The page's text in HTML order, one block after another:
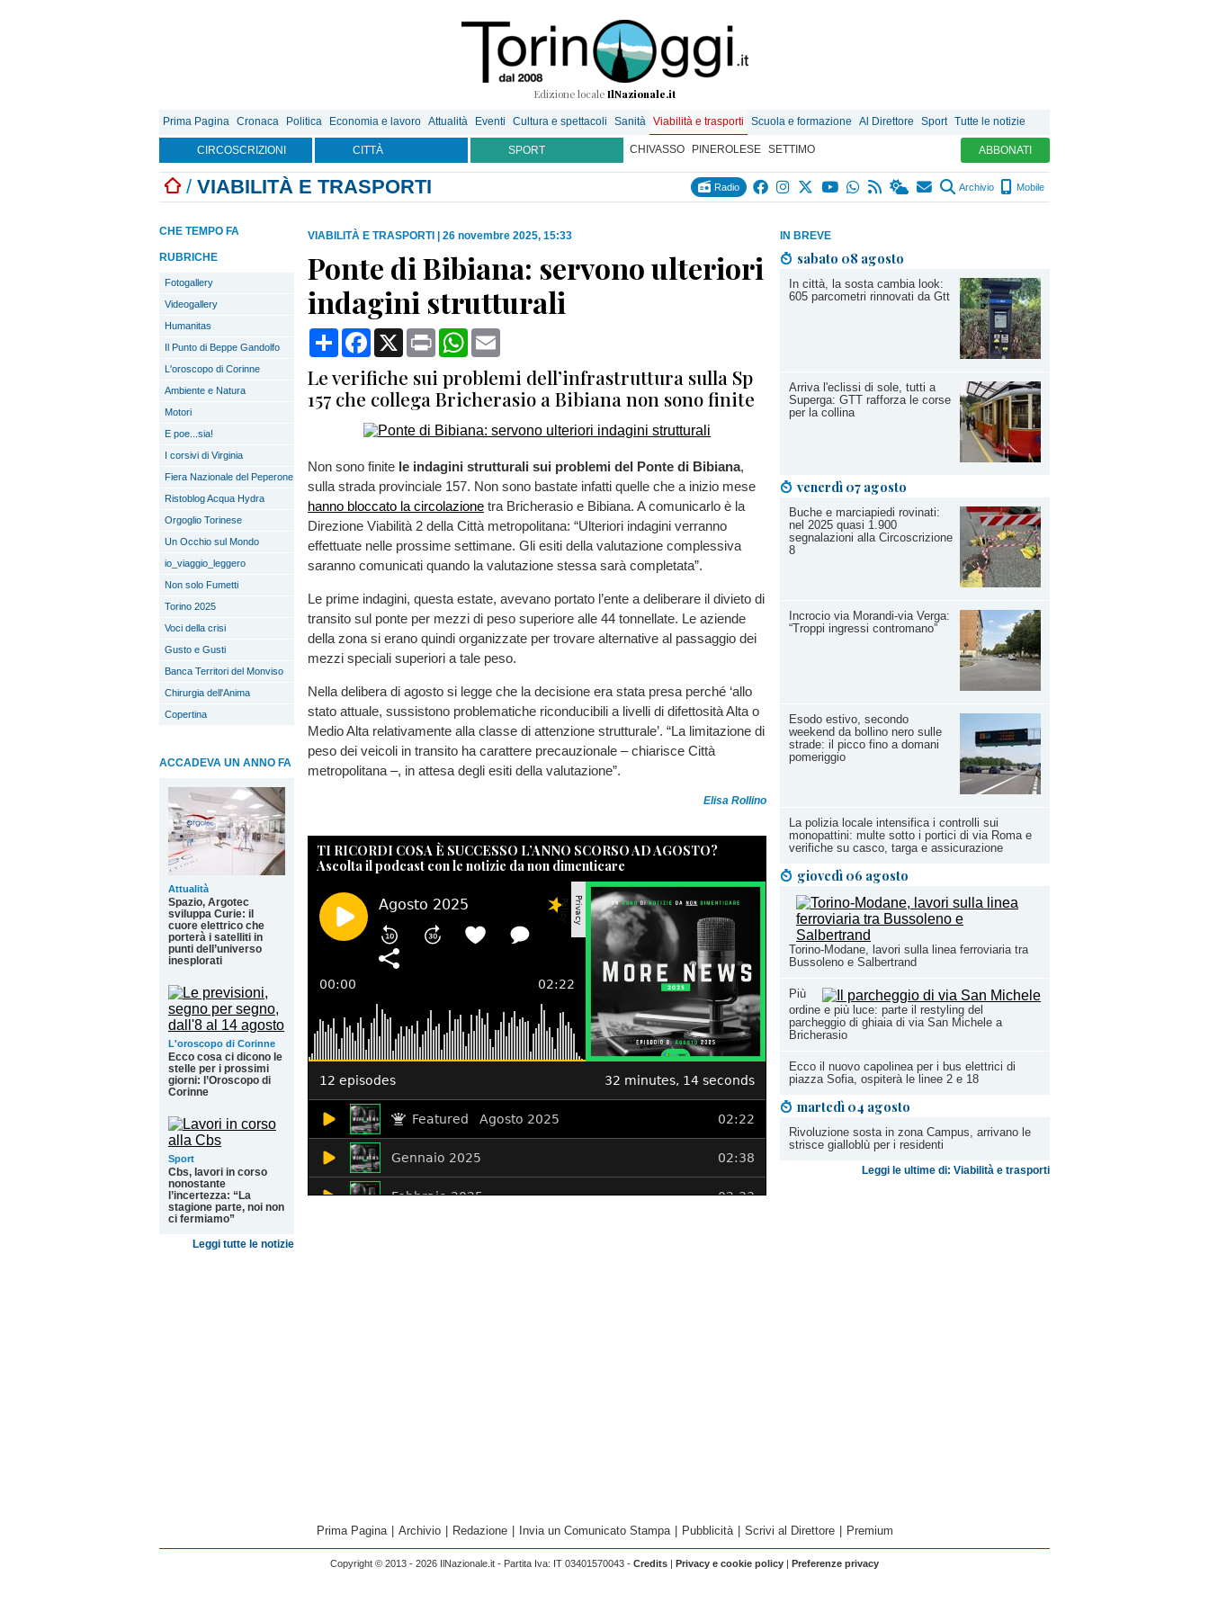
Edizione locale IlNazionale.it
Prima Pagina Cronaca Politica Economia e lavoro Attualità Eventi Cultura e spettacoli Sanità Viabilità e trasporti Scuola e formazione Al Direttore Sport Tutte le notizie
CIRCOSCRIZIONI CITTÀ SPORT CHIVASSO PINEROLESE SETTIMO ABBONATI
/ VIABILITÀ E TRASPORTI Radio Archivio Mobile
IN BREVE
sabato 08 agosto
In città, la sosta cambia look:
605 parcometri rinnovati da Gtt
Arriva l'eclissi di sole, tutti a
Superga: GTT rafforza le corse
per la collina
venerdì 07 agosto
Buche e marciapiedi rovinati:
nel 2025 quasi 1.900
segnalazioni alla Circoscrizione
8
Incrocio via Morandi-via Verga:
“Troppi ingressi contromano”
Esodo estivo, secondo
weekend da bollino nero sulle
strade: il picco fino a domani
pomeriggio
La polizia locale intensifica i controlli sui
monopattini: multe sotto i portici di via Roma e
verifiche su casco, targa e assicurazione
giovedì 06 agosto
Torino-Modane, lavori sulla linea ferroviaria tra
Bussoleno e Salbertrand
Più
ordine e più luce: parte il restyling del
parcheggio di ghiaia di via San Michele a
Bricherasio
Ecco il nuovo capolinea per i bus elettrici di
piazza Sofia, ospiterà le linee 2 e 18
martedì 04 agosto
Rivoluzione sosta in zona Campus, arrivano le
strisce gialloblù per i residenti
Leggi le ultime di: Viabilità e trasporti
CHE TEMPO FA
RUBRICHE
Fotogallery
Videogallery
Humanitas
Il Punto di Beppe Gandolfo
L'oroscopo di Corinne
Ambiente e Natura
Motori
E poe...sia!
I corsivi di Virginia
Fiera Nazionale del Peperone
Ristoblog Acqua Hydra
Orgoglio Torinese
Un Occhio sul Mondo
io_viaggio_leggero
Non solo Fumetti
Torino 2025
Voci della crisi
Gusto e Gusti
Banca Territori del Monviso
Chirurgia dell'Anima
Copertina
ACCADEVA UN ANNO FA
Attualità
Spazio, Argotec
sviluppa Curie: il
cuore elettrico che
porterà i satelliti in
punti dell’universo
inesplorati
L'oroscopo di Corinne
Ecco cosa ci dicono le
stelle per i prossimi
giorni: l’Oroscopo di
Corinne
Sport
Cbs, lavori in corso
nonostante
l’incertezza: “La
stagione parte, noi non
ci fermiamo”
Leggi tutte le notizie
VIABILITÀ E TRASPORTI 26 novembre 2025, 15:33
Ponte di Bibiana: servono ulteriori
indagini strutturali
CondividiFacebook
X Print WhatsApp
Le verifiche sui problemi dell’infrastruttura sulla Sp
157 che collega Bricherasio a Bibiana non sono finite
Non sono finite le indagini strutturali sui problemi del Ponte di Bibiana,
sulla strada provinciale 157. Non sono bastate infatti quelle che a inizio mese
hanno bloccato la circolazione tra Bricherasio e Bibiana. A comunicarlo è la
Direzione Viabilità 2 della Città metropolitana: “Ulteriori indagini verranno
effettuate nelle prossime settimane. Gli esiti della valutazione complessiva
saranno comunicati quando la valutazione stessa sarà completata”.
Le prime indagini, questa estate, avevano portato l’ente a deliberare il divieto di
transito sul ponte per mezzi di peso superiore alle 44 tonnellate. Le aziende
della zona si erano quindi organizzate per trovare alternative al passaggio dei
mezzi speciali superiori a tale peso.
Nella delibera di agosto si legge che la decisione era stata presa perché ‘allo
stato attuale, sussistono problematiche riconducibili a livelli di difettosità Alta o
Medio Alta relativamente alla classe di attenzione strutturale’. “La limitazione di
peso dei veicoli in transito ha carattere precauzionale – chiarisce Città
metropolitana –, in attesa degli esiti della valutazione”.
Elisa Rollino
TI RICORDI COSA È SUCCESSO L’ANNO SCORSO AD AGOSTO?
Ascolta il podcast con le notizie da non dimenticare
Prima Pagina | Archivio | Redazione | Invia un Comunicato Stampa | Pubblicità | Scrivi al Direttore | Premium
Copyright © 2013 - 2026 IlNazionale.it - Partita Iva: IT 03401570043 - Credits | Privacy e cookie policy | Preferenze privacy